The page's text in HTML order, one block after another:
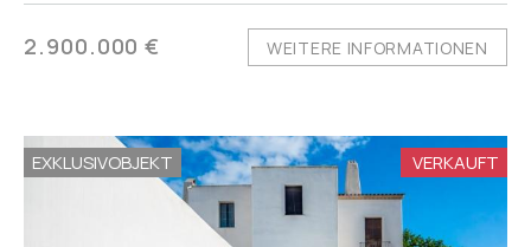
2.900.000 € WEITERE INFORMATIONEN
EXKLUSIVOBJEKT VERKAUFT